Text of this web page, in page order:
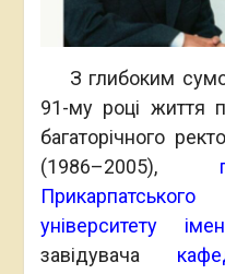
З глибоким
91-му році життя
багаторічного
(1986–2005),
університету
завідувача